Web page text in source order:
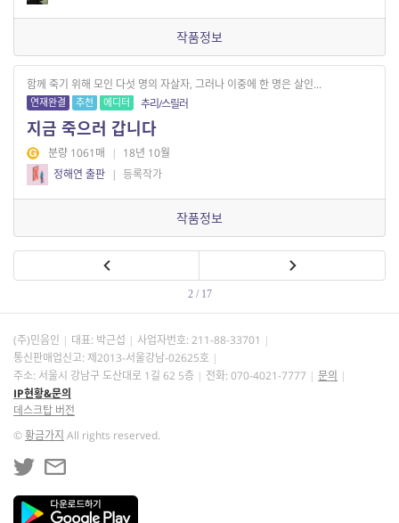
작품정보
함께 죽기 위해 모인 다섯 명의 자살자, 그러나 이중에 한 명은 살인...
연재완결 추천 에디터 추리/스릴러
지금 죽으러 갑니다
분량 1061매 | 18년 10월
정해연 출판 | 등록작가
작품정보
2 / 17
(주)민음인 대표: 박근섭 사업자번호: 211-88-33701
통신판매업신고: 제2013-서울강남-02625호
주소: 서울시 강남구 도산대로 1길 62 5층
전화: 070-4021-7777
문의
IP현황&문의
데스크탑 버전
©황금가지 All rights reserved.